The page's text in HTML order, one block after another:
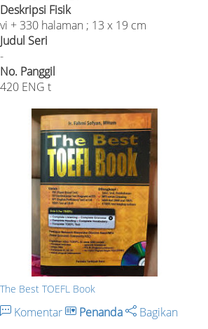
Deskripsi Fisik
vi + 330 halaman ; 13 x 19 cm
Judul Seri
-
No. Panggil
420 ENG t
The Best TOEFL Book
Komentar Penanda Bagikan